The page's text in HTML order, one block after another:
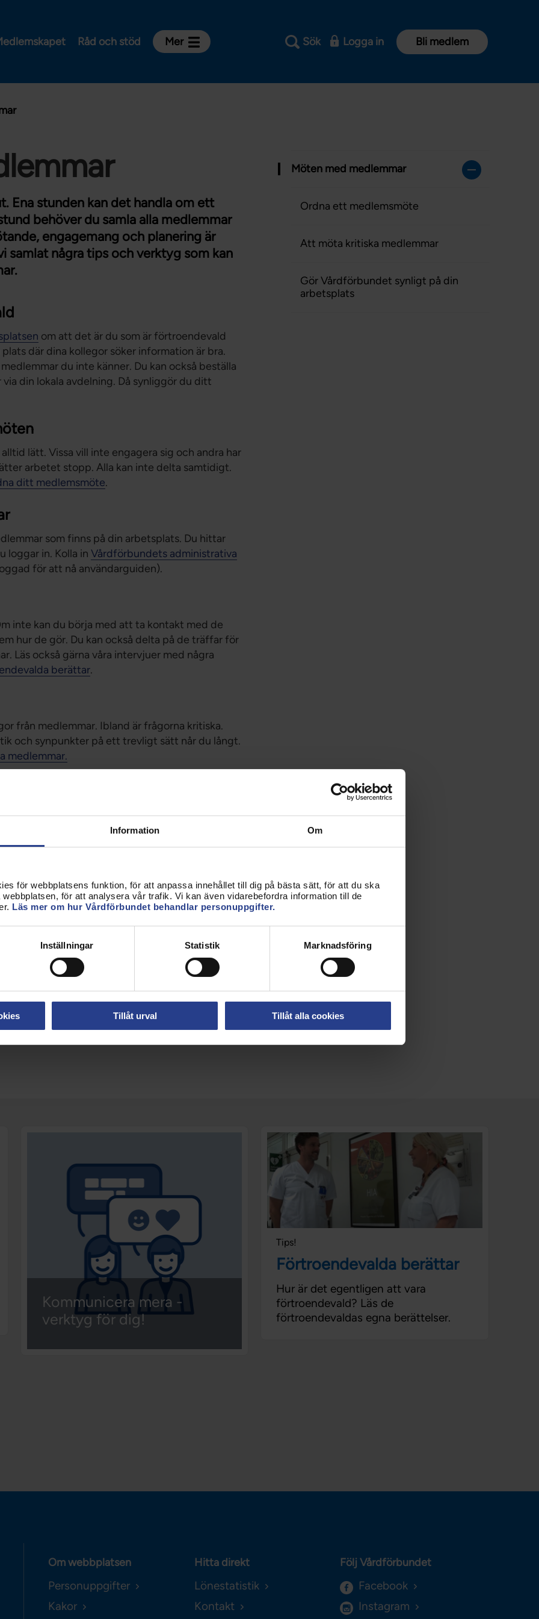
Information Om
för webbplatsens funktion, för att anpassa innehållet till dig på bästa sätt, för att du ska
för att analysera vår trafik. Vi kan även vidarebefordra information till de
Läs mer om hur Vårdförbundet behandlar personuppgifter.
Inställningar Statistik Marknadsföring
Tillåt urval Tillåt alla cookies
Råd och stöd Mer
För dig som är:
Sjuksköterska
Barnmorska
Röntgensjuksköterska
Biomedicinsk analytiker
Sök Logga in Bli medlem
Möten med medlemmar
Ordna ett medlemsmöte
Att möta kritiska medlemmar
Gör Vårdförbundet synligt på din
arbetsplats
Ena stunden kan det handla om ett
behöver du samla alla medlemmar
engagemang och planering är
samlat några tips och verktyg som kan
om att det är du som är förtroendevald
där dina kollegor söker information är bra.
du inte känner. Du kan också beställa
din lokala avdelning. Då synliggör du ditt
lätt. Vissa vill inte engagera sig och andra har
arbetet stopp. Alla kan inte delta samtidigt.
ditt medlemsmöte.
som finns på din arbetsplats. Du hittar
loggar in. Kolla in Vårdförbundets administrativa
för att nå användarguiden).
inte kan du börja med att ta kontakt med de
hur de gör. Du kan också delta på de träffar för
Läs också gärna våra intervjuer med några
berättar.
från medlemmar. Ibland är frågorna kritiska.
och synpunkter på ett trevligt sätt når du långt.
medlemmar.
kan ha till hands i olika typer av möten med
presentation? Eller kan du dela ut broschyrer i
ämne som engagerar dig och dina kollegor.
iVerktygslådan.Har du till exempel sett
?
Kommunicera mera -
verktyg för dig!
Tips!
Förtroendevalda berättar
Hur är det egentligen att vara
förtroendevald? Läs de
förtroendevaldas egna berättelser.
Om webbplatsen
Personuppgifter
Kakor
Hitta direkt
Lönestatistik
Kontakt
Följ Vårdförbundet
Facebook
Instagram